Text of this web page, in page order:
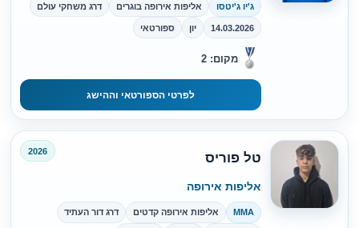
ג'יו ג'יטסו אליפות אירופה בוגרים דרג משחקי עולם
14.03.2026 יון ספורטאי
מקום: 2
לפרטי הספורטאי וההישג
טל פוריס 2026
אליפות אירופה
MMA אליפות אירופה קדטים דרג דור העתיד